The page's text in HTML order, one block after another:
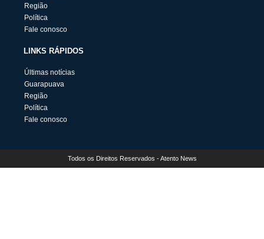
Região
Política
Fale conosco
LINKS RÁPIDOS
Últimas notícias
Guarapuava
Região
Política
Fale conosco
Todos os Direitos Reservados - Atento News